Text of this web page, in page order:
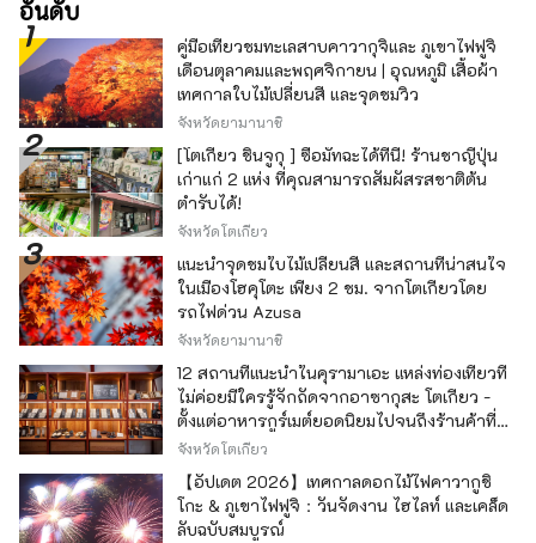
อันดับ
คู่มือเที่ยวชมทะเลสาบคาวากุจิและ ภูเขาไฟฟูจิ
เดือนตุลาคมและพฤศจิกายน | อุณหภูมิ เสื้อผ้า
เทศกาลใบไม้เปลี่ยนสี และจุดชมวิว
จังหวัดยามานาชิ
[โตเกียว ชินจูกุ ] ซื้อมัทฉะได้ที่นี่! ร้านชาญี่ปุ่น
เก่าแก่ 2 แห่ง ที่คุณสามารถสัมผัสรสชาติต้น
ตำรับได้!
จังหวัดโตเกียว
แนะนำจุดชมใบไม้เปลี่ยนสี และสถานที่น่าสนใจ
ในเมืองโฮคุโตะ เพียง 2 ชม. จากโตเกียวโดย
รถไฟด่วน Azusa
จังหวัดยามานาชิ
12 สถานที่แนะนำในคุรามาเอะ แหล่งท่องเที่ยวที่
ไม่ค่อยมีใครรู้จักถัดจากอาซากุสะ โตเกียว -
ตั้งแต่อาหารกูร์เมต์ยอดนิยมไปจนถึงร้านค้าที่มี
เอกลักษณ์ -
จังหวัดโตเกียว
【อัปเดต 2026】เทศกาลดอกไม้ไฟคาวากูชิ
โกะ & ภูเขาไฟฟูจิ：วันจัดงาน ไฮไลท์ และเคล็ด
ลับฉบับสมบูรณ์